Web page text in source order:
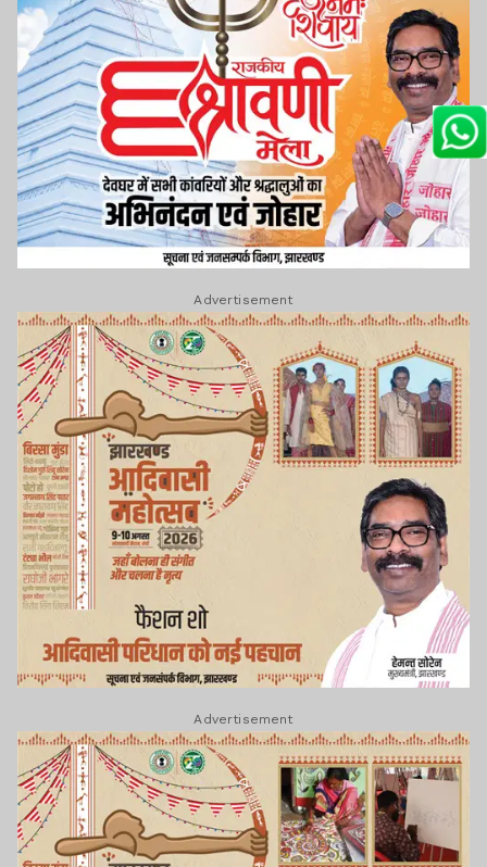
Advertisement
Advertisement